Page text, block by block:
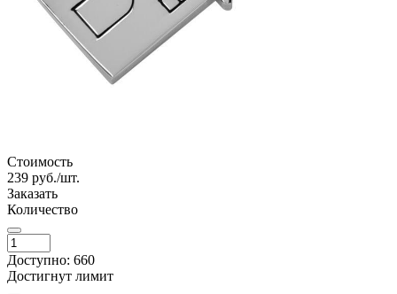
Стоимость
239 руб./шт.
Заказать
Количество
Доступно: 660
Достигнут лимит